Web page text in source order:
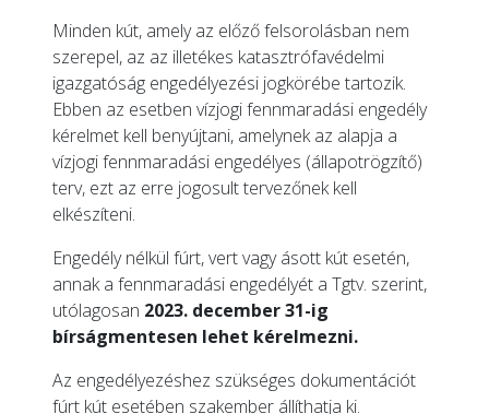
Minden kút, amely az előző felsorolásban nem
szerepel, az az illetékes katasztrófavédelmi
igazgatóság engedélyezési jogkörébe tartozik.
Ebben az esetben vízjogi fennmaradási engedély
kérelmet kell benyújtani, amelynek az alapja a
vízjogi fennmaradási engedélyes (állapotrögzítő)
terv, ezt az erre jogosult tervezőnek kell
elkészíteni.
Engedély nélkül fúrt, vert vagy ásott kút esetén,
annak a fennmaradási engedélyét a Tgtv. szerint,
utólagosan 2023. december 31-ig
bírságmentesen lehet kérelmezni.
Az engedélyezéshez szükséges dokumentációt
fúrt kút esetében szakember állíthatja ki.